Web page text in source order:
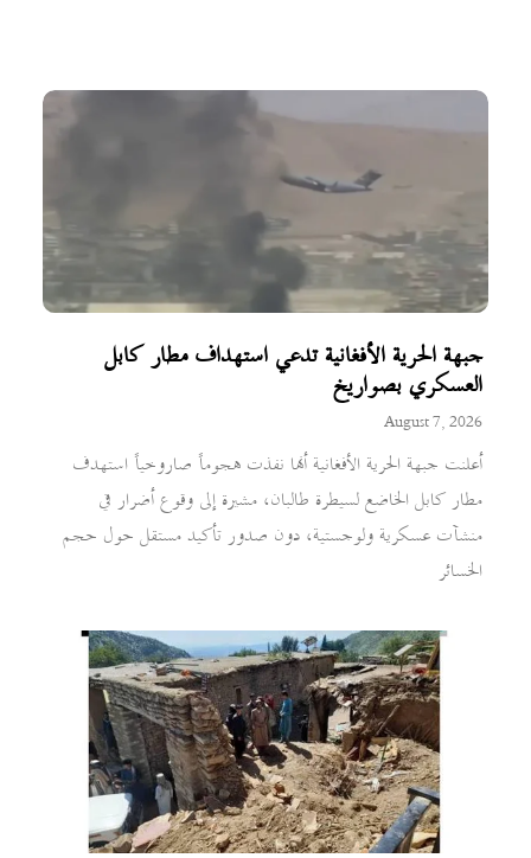
جبهة الحرية الأفغانية تدعي استهداف مطار كابل
العسكري بصواريخ
August 7, 2026
أعلنت جبهة الحرية الأفغانية أنها نفذت هجوماً صاروخياً استهدف
مطار كابل الخاضع لسيطرة طالبان، مشيرة إلى وقوع أضرار في
منشآت عسكرية ولوجستية، دون صدور تأكيد مستقل حول حجم
الخسائر